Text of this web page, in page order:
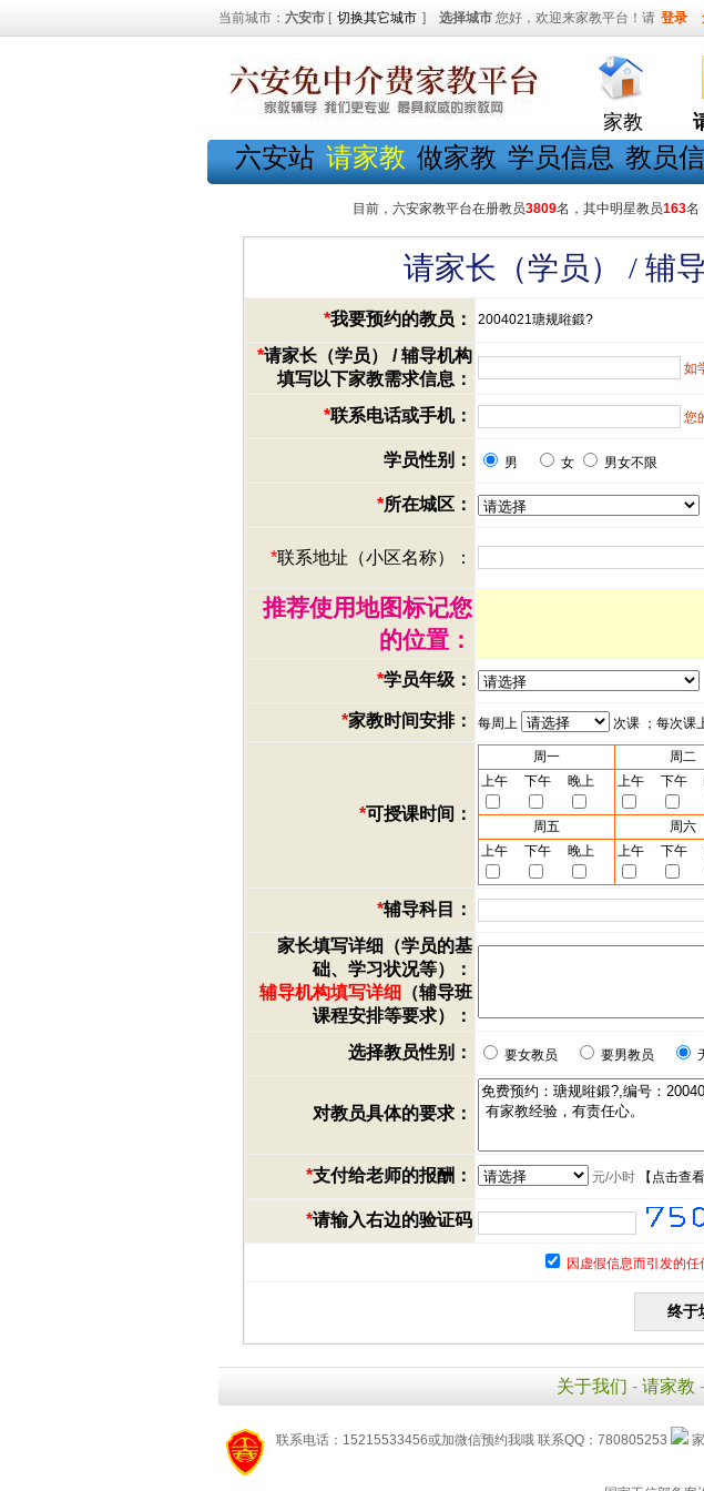
当前城市： 六安市 [ 切换其它城市 ] 选择城市 您好，欢迎来家教平台！请 登录
家教
六安站 请家教 做家教 学员信息 教员
目前，六安家教平台在册教员3809名，其中明星教员163名
请家长（学员） / 辅
*我要预约的教员： 2004021瑭规暀鍛?
*请家长（学员） / 辅导机构
填写以下家教需求信息：
如
*联系电话或手机： 您
学员性别： 男 女 男女不限
*所在城区：
*联系地址（小区名称）：
推荐使用地图标记您
的位置：
*学员年级：
*家教时间安排： 每周上 次课 ；每次课
*可授课时间：
周一 周二
上午
下午 晚上 上午 下午
周五 周六
上午 下午 晚上 上午 下午
*辅导科目：
家长填写详细（学员的基
础、学习状况等）：
辅导机构填写详细 （辅导班
课程安排等要求）：
选择教员性别：
要女教员 要男教员
对教员具体的要求：
*支付给老师的报酬： 元/小时【 点击查
*请输入右边的验证码
因虚假信息而引发的任
关于我们 - 请家教 -
联系电话：15215533456或加微信预约我哦 联系QQ：780805253